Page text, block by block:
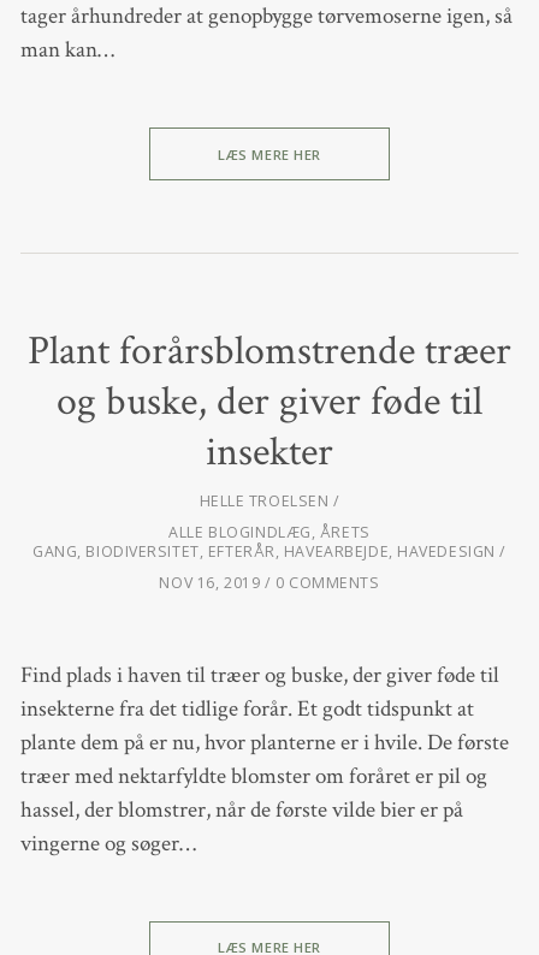
tager århundreder at genopbygge tørvemoserne igen, så
man kan…
LÆS MERE HER
Plant forårsblomstrende træer
og buske, der giver føde til
insekter
HELLE TROELSEN
ALLE BLOGINDLÆG, ÅRETS
GANG, BIODIVERSITET, EFTERÅR, HAVEARBEJDE, HAVEDESIGN
NOV 16, 2019
0 COMMENTS
Find plads i haven til træer og buske, der giver føde til
insekterne fra det tidlige forår. Et godt tidspunkt at
plante dem på er nu, hvor planterne er i hvile. De første
træer med nektarfyldte blomster om foråret er pil og
hassel, der blomstrer, når de første vilde bier er på
vingerne og søger…
LÆS MERE HER